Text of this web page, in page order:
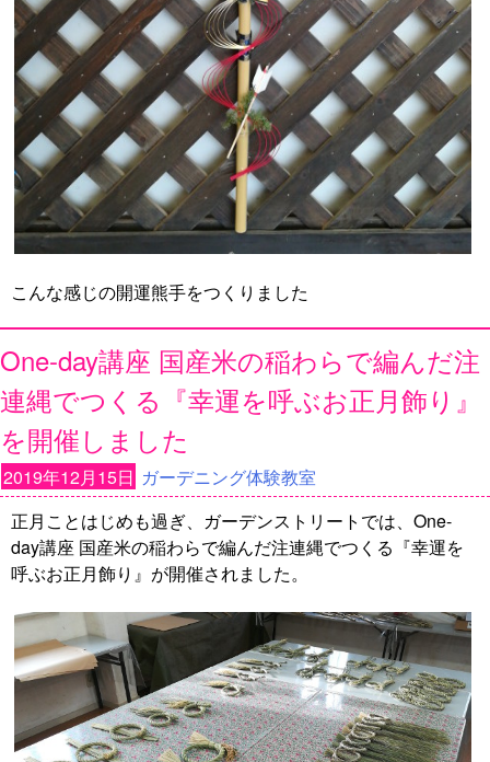
こんな感じの開運熊手をつくりました
One-day講座 国産米の稲わらで編んだ注
連縄でつくる『幸運を呼ぶお正月飾り』
を開催しました
2019年12月15日 ガーデニング体験教室
正月ことはじめも過ぎ、ガーデンストリートでは、One-
day講座 国産米の稲わらで編んだ注連縄でつくる『幸運を
呼ぶお正月飾り』が開催されました。